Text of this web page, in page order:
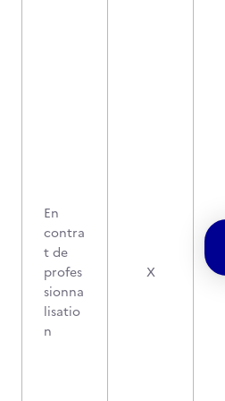
En
contra
t de
profes
sionna
lisatio
n
X